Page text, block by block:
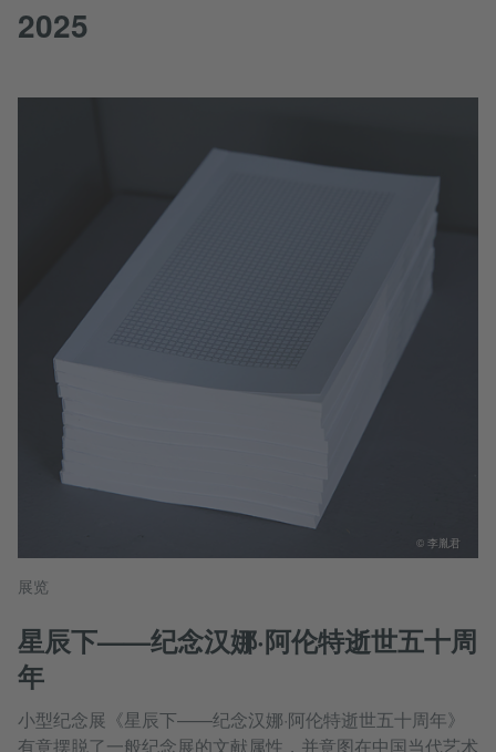
2025
展览
星辰下——纪念汉娜·阿伦特逝世五十周
年
小型纪念展《星辰下——纪念汉娜·阿伦特逝世五十周年》
有意摆脱了一般纪念展的文献属性，并意图在中国当代艺术
© 李胤君